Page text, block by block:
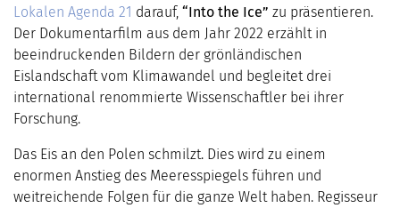
Lokalen Agenda 21 darauf, “Into the Ice” zu präsentieren.
Der Dokumentarfilm aus dem Jahr 2022 erzählt in
beeindruckenden Bildern der grönländischen
Eislandschaft vom Klimawandel und begleitet drei
international renommierte Wissenschaftler bei ihrer
Forschung.
Das Eis an den Polen schmilzt. Dies wird zu einem
enormen Anstieg des Meeresspiegels führen und
weitreichende Folgen für die ganze Welt haben. Regisseur